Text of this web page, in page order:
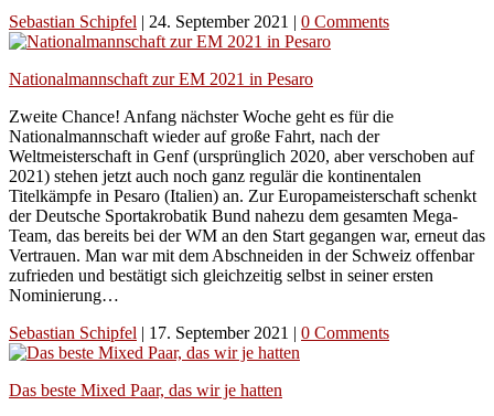
Sebastian Schipfel | 24. September 2021 | 0 Comments
Nationalmannschaft zur EM 2021 in Pesaro
Zweite Chance! Anfang nächster Woche geht es für die
Nationalmannschaft wieder auf große Fahrt, nach der
Weltmeisterschaft in Genf (ursprünglich 2020, aber verschoben auf
2021) stehen jetzt auch noch ganz regulär die kontinentalen
Titelkämpfe in Pesaro (Italien) an. Zur Europameisterschaft schenkt
der Deutsche Sportakrobatik Bund nahezu dem gesamten Mega-
Team, das bereits bei der WM an den Start gegangen war, erneut das
Vertrauen. Man war mit dem Abschneiden in der Schweiz offenbar
zufrieden und bestätigt sich gleichzeitig selbst in seiner ersten
Nominierung…
Sebastian Schipfel | 17. September 2021 | 0 Comments
Das beste Mixed Paar, das wir je hatten